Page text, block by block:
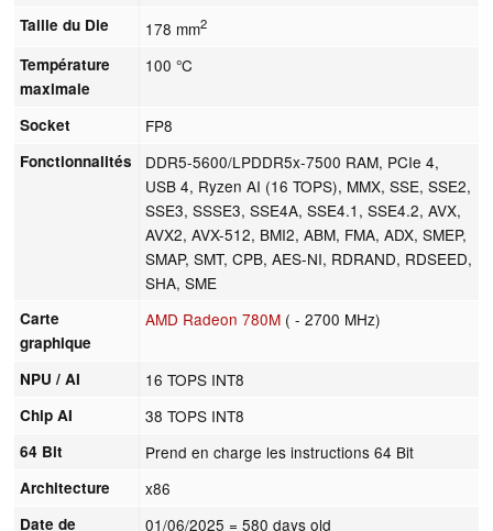
Taille du Die 178 mm2
Température
maximale
100 °C
Socket FP8
Fonctionnalités
DDR5-5600/LPDDR5x-7500 RAM, PCIe 4,
USB 4, Ryzen AI (16 TOPS), MMX, SSE, SSE2,
SSE3, SSSE3, SSE4A, SSE4.1, SSE4.2, AVX,
AVX2, AVX-512, BMI2, ABM, FMA, ADX, SMEP,
SMAP, SMT, CPB, AES-NI, RDRAND, RDSEED,
SHA, SME
Carte
graphique
AMD Radeon 780M ( - 2700 MHz)
NPU / AI 16 TOPS INT8
Chip AI 38 TOPS INT8
64 Bit Prend en charge les instructions 64 Bit
Architecture x86
Date de
01/06/2025 = 580 days old